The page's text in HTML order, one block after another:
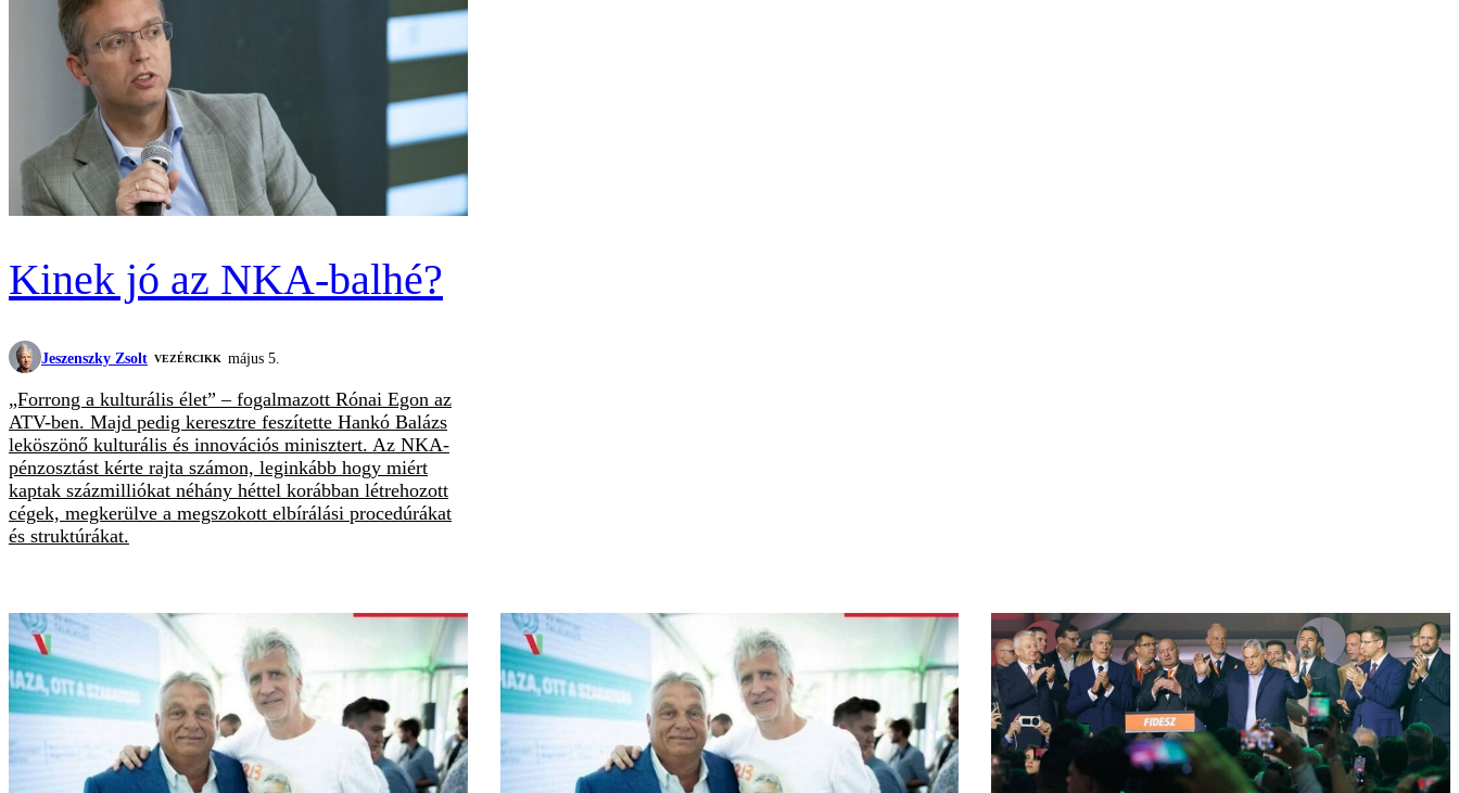
Kinek jó az NKA-balhé?
Jeszenszky Zsolt VEZÉRCIKK május 5.
„Forrong a kulturális élet” – fogalmazott Rónai Egon az
ATV-ben. Majd pedig keresztre feszítette Hankó Balázs
leköszönő kulturális és innovációs minisztert. Az NKA-
pénzosztást kérte rajta számon, leginkább hogy miért
kaptak százmilliókat néhány héttel korábban létrehozott
cégek, megkerülve a megszokott elbírálási procedúrákat
és struktúrákat.